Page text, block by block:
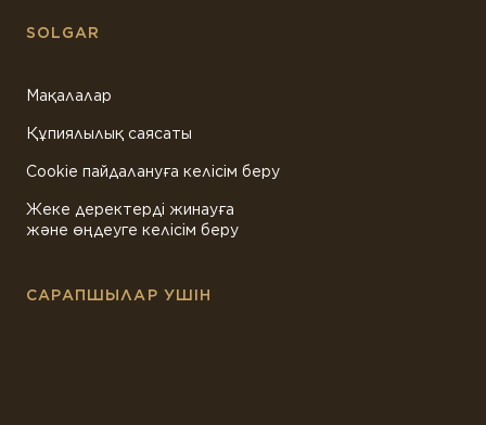
SOLGAR
Мақалалар
Құпиялылық саясаты
Cookie пайдалануға келісім беру
Жеке деректерді жинауға
және өңдеуге келісім беру
САРАПШЫЛАР УШІН